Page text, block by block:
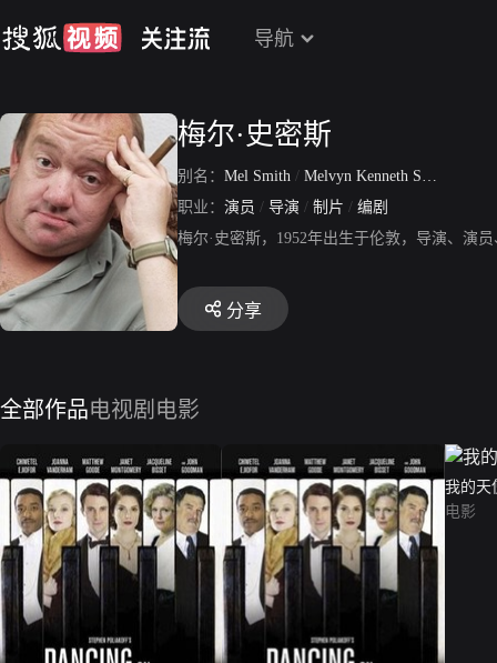
导航
梅尔·史密斯
别名： Mel Smith / Melvyn Kenneth Smith
职业： 演员 / 导演 / 制片 / 编剧
梅尔·史密斯，1952年出生于伦敦，导演、演
分享
全部作品电视剧 电影
我的天
电影